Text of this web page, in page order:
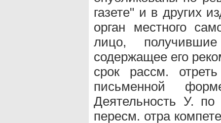
газете" и в других
орган местного
лицо,
содержащее его
срок рассм.
письменной
Деятельность У.
пересм. отра